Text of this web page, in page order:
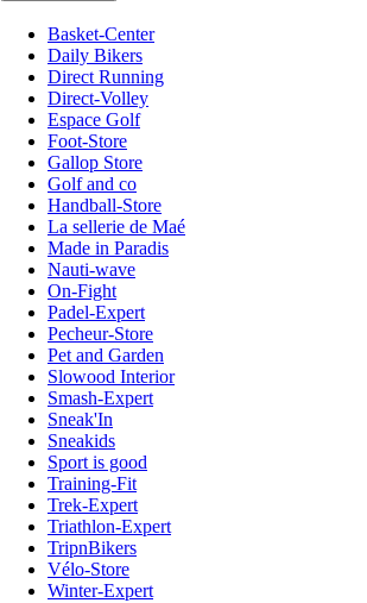
Basket-Center
Daily Bikers
Direct Running
Direct-Volley
Espace Golf
Foot-Store
Gallop Store
Golf and co
Handball-Store
La sellerie de Maé
Made in Paradis
Nauti-wave
On-Fight
Padel-Expert
Pecheur-Store
Pet and Garden
Slowood Interior
Smash-Expert
Sneak'In
Sneakids
Sport is good
Training-Fit
Trek-Expert
Triathlon-Expert
TripnBikers
Vélo-Store
Winter-Expert